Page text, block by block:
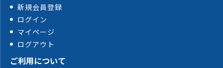
新規会員登録
ログイン
マイページ
ログアウト
ご利用について